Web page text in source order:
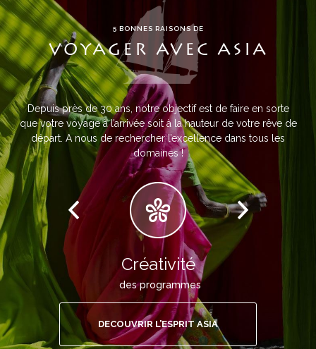
5 BONNES RAISONS DE
VOYAGER AVEC ASIA
Depuis près de 30 ans, notre objectif est de faire en sorte
que votre voyage à l’arrivée soit à la hauteur de votre rêve de
départ. A nous de rechercher l’excellence dans tous les
domaines !
Créativité
des programmes
DECOUVRIR L’ESPRIT ASIA